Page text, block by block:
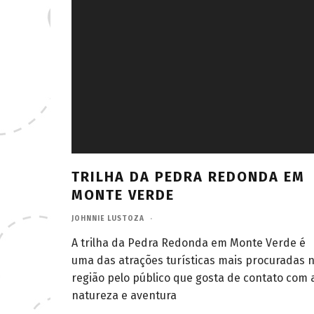
TRILHA DA PEDRA REDONDA EM
MONTE VERDE
JOHNNIE LUSTOZA ·
A trilha da Pedra Redonda em Monte Verde é
uma das atrações turísticas mais procuradas
região pelo público que gosta de contato com
natureza e aventura